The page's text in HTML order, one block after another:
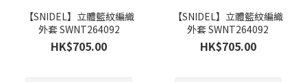
【SNIDEL】立體籃紋編織
外套 SWNT264092
HK$705.00
【SNIDEL】立體籃紋編織
外套 SWNT264092
HK$705.00